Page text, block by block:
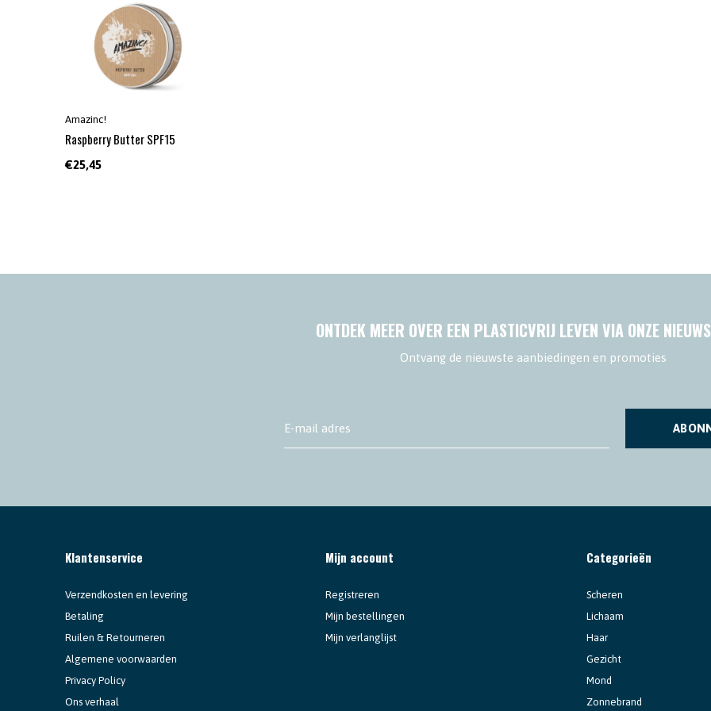
Amazinc!
Raspberry Butter SPF15
€25,45
ONTDEK MEER OVER EEN PLASTICVRIJ LEVEN VIA ONZE
Ontvang de nieuwste aanbiedingen en promoties
Klantenservice
Verzendkosten en levering
Betaling
Ruilen & Retourneren
Algemene voorwaarden
Privacy Policy
Ons verhaal
Mijn account
Registreren
Mijn bestellingen
Mijn verlanglijst
Categorieën
Scheren
Lichaam
Haar
Gezicht
Mond
Zonnebrand